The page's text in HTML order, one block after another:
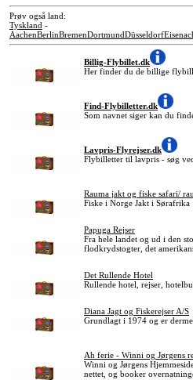
Prøv også land:
Tyskland -
AachenBerlinBremenDortmundDüsseldorf
Billig-Flybillet.dk
Her finder du de billige
Find-Flybilletter.dk
Som navnet siger kan du
Lavpris-Flyrejser.dk
Flybilletter til lavpris - søg
Rauma jakt og fiske safari/
Fiske i Norge Jakt i Sørafrika
Papuga Rejser
Fra hele landet og ud i den
flodkrydstogter, det
Det Rullende Hotel
Rullende hotel, rejser,
Diana Jagt og Fiskerejser A/S
Grundlagt i 1974 og er
Ah ferie - Winni og Jørgens
Winni og Jørgens
nettet, og booker